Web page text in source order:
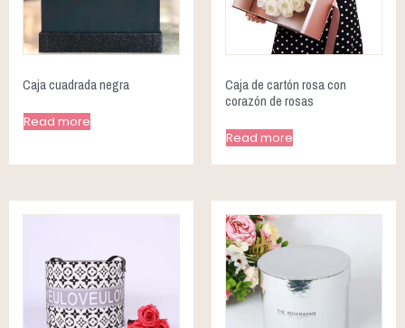
Caja cuadrada negra
Read more
Caja de cartón rosa con
corazón de rosas
Read more